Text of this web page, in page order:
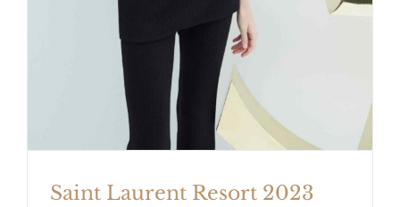
Saint Laurent Resort 2023